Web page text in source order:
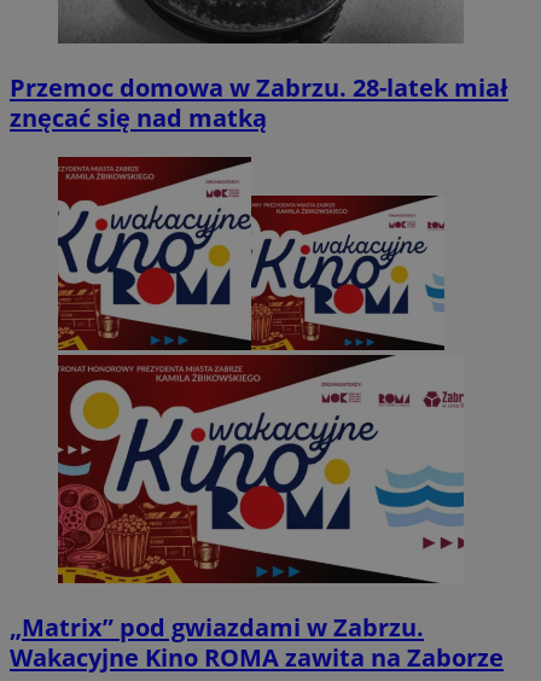
Przemoc domowa w Zabrzu. 28-latek miał
znęcać się nad matką
„Matrix” pod gwiazdami w Zabrzu.
Wakacyjne Kino ROMA zawita na Zaborze